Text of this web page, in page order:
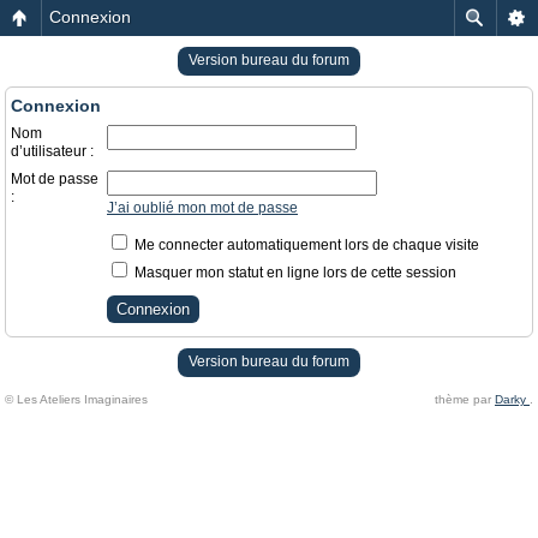
Connexion
Version bureau du forum
Connexion
Nom
d’utilisateur :
Mot de passe
:
J’ai oublié mon mot de passe
Me connecter automatiquement lors de chaque visite
Masquer mon statut en ligne lors de cette session
Version bureau du forum
© Les Ateliers Imaginaires thème par Darky